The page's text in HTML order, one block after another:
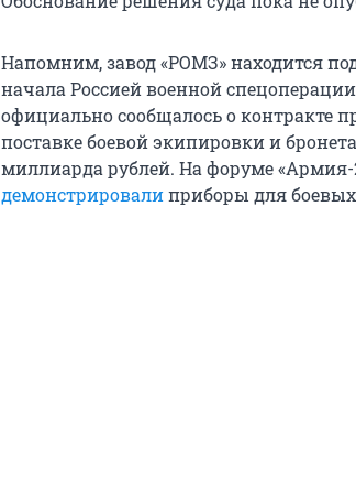
Напомним, завод «РОМЗ» находится
начала Россией военной
официально сообщалось о контракте
поставке боевой экипировки и
миллиарда рублей. На форуме «Армия-
демонстрировалиприборы для